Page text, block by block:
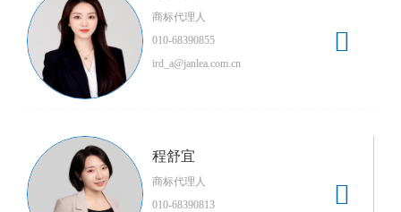

商标代理人
010-68390855
ird_a@janlea.com.cn

程舒宜
商标代理人
010-68390813